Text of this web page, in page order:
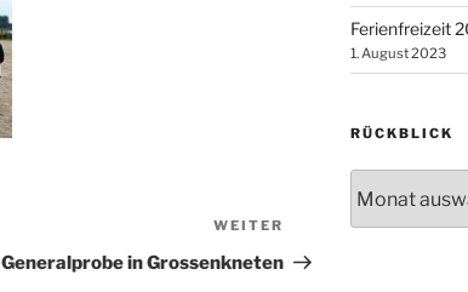
Nächster
Beitrag
WEITER
Generalprobe in Grossenkneten
Ferienfreizeit
1. August 2023
RÜCKBLICK